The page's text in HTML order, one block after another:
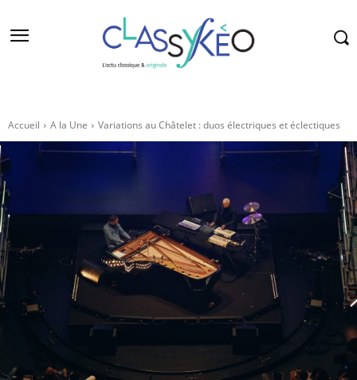
Accueil A la Une Variations au Châtelet : duos électriques et éclectiques